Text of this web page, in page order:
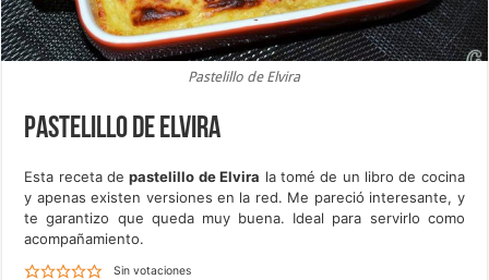
Pastelillo de Elvira
Pastelillo de Elvira
Esta receta depastelillo de Elvira la tomé de un libro de cocina
y apenas existen versiones en la red. Me pareció interesante, y
te garantizo que queda muy buena. Ideal para servirlo como
acompañamiento.
Sin votaciones